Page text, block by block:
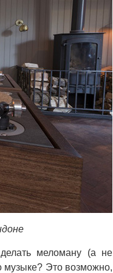
меломану (а не
музыке? Это возможно,